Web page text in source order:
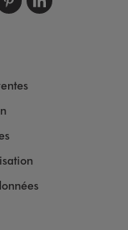
sursur
nousnous
Suivez-